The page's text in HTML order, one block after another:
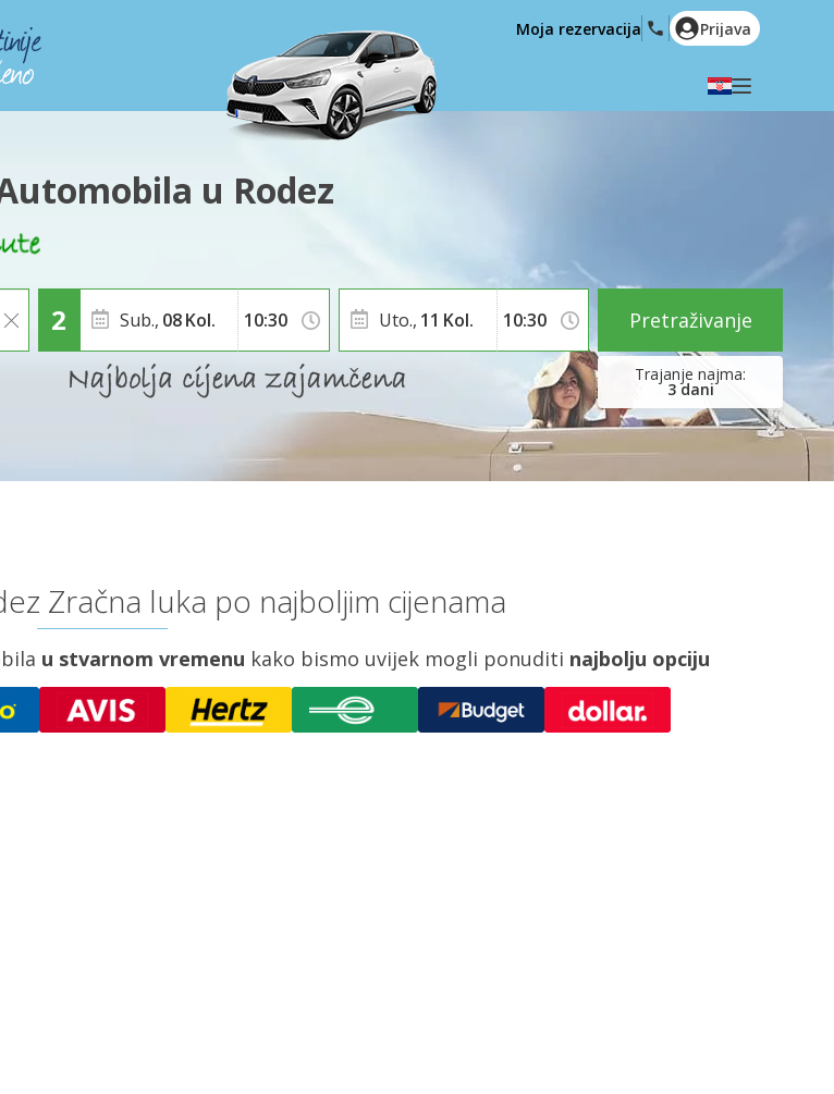
English (US)
Polski
Türkçe
Română
Ελληνικά
Hrvatski
العربية
Moja rezervacija Prijava
u Rodez
Sub., 08Kol.
3 dani
Uto., 11 Kol. Pretraživanje
Zračna luka po najboljim cijenama
u stvarnom vremenu kako bismo uvijek mogli ponuditi najbolju opciju